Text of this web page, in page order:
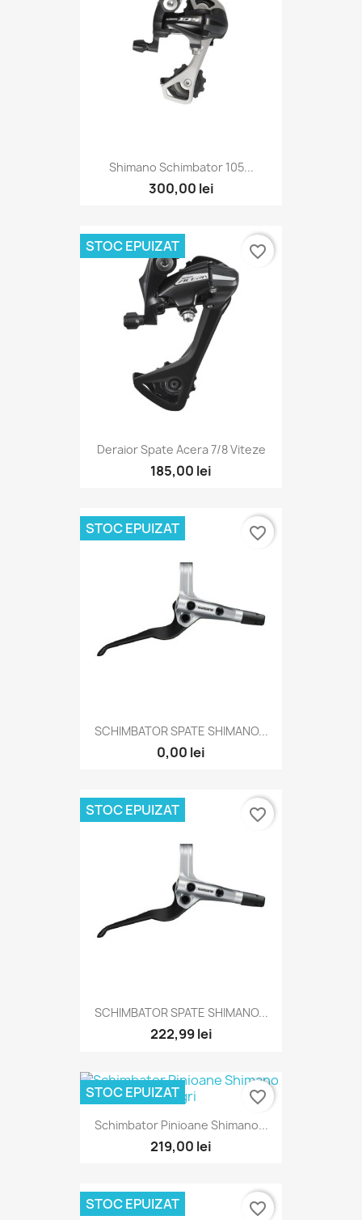
Shimano Schimbator 105...
300,00 lei
Deraior Spate Acera 7/8 Viteze
185,00 lei
STOC EPUIZAT favorite_border
SCHIMBATOR SPATE SHIMANO...
0,00 lei
STOC EPUIZAT favorite_border
SCHIMBATOR SPATE SHIMANO...
222,99 lei
STOC EPUIZAT favorite_border
Schimbator Pinioane Shimano...
219,00 lei
STOC EPUIZAT favorite_border
STOC EPUIZAT favorite_border